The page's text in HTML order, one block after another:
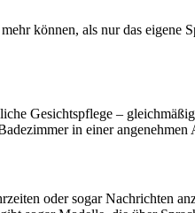
können, als nur das eigene
Gesichtspflege –
in einer angenehmen
oder sogar Nachrichten